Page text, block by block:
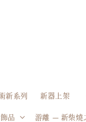
新系列 新器上架
品 游離 — 新柴燒